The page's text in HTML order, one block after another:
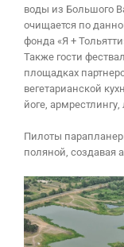
воды из Большого
очищается по
фонда «Я +
Также гости
площадках
вегетарианской
йоге,
Пилоты
поляной, создавая